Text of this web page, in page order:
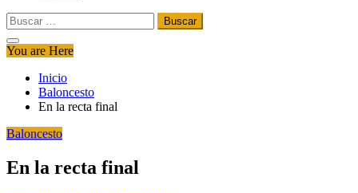
Buscar:
You are Here
Inicio
Baloncesto
En la recta final
Baloncesto
En la recta final